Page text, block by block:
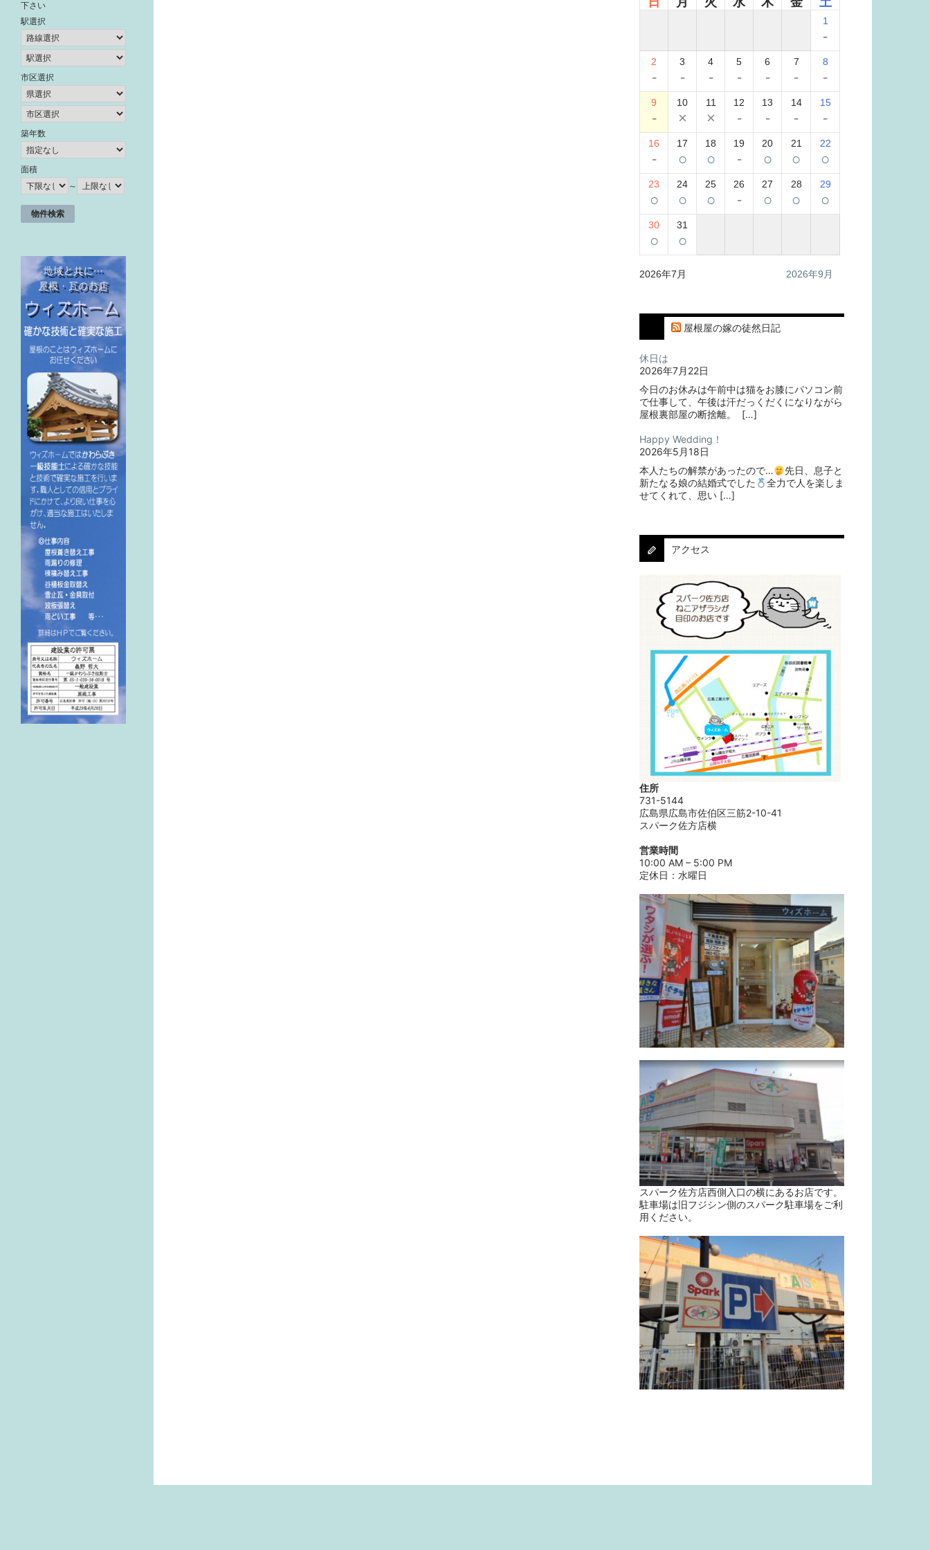
1
-
2
-
3
-
4
-
5
-
6
-
7
-
8
-
9
-
10
×
11
×
12
-
13
-
14
-
15
-
16
-
17
○
18
○
19
-
20
○
21
○
22
○
23
○
24
○
25
○
26
-
27
○
28
○
29
○
30
○
31
○
2026年7月 2026年9月
屋根屋の嫁の徒然日記
休日は
2026年7月22日
今日のお休みは午前中は猫をお膝にパソコン前
で仕事して、午後は汗だっくだくになりながら
屋根裏部屋の断捨離。⁡ ⁡ […]
Happy Wedding！
2026年5月18日
本人たちの解禁があったので…
⁡⁡先日、息子と
新たなる娘の結婚式でした
⁡⁡⁡全力で人を楽しま
せてくれて、思い […]
アクセス
住所
731-5144
広島県広島市佐伯区三筋2-10-41
スパーク佐方店横
営業時間
10:00 AM – 5:00 PM
定休日：水曜日
スパーク佐方店西側入口の横にあるお店です。
駐車場は旧フジシン側のスパーク駐車場をご利
用ください。
下さい
駅選択
市区選択
築年数
面積
～